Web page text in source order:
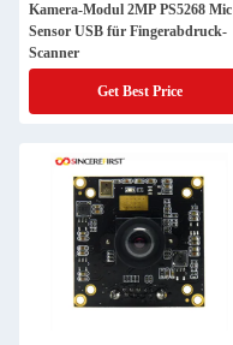
Kamera-Modul 2MP PS5268 Mic
Sensor USB für Fingerabdruck-
Scanner
Get Best Price